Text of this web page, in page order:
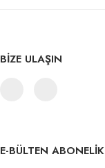
BİZE ULAŞIN
E-BÜLTEN ABONELİK